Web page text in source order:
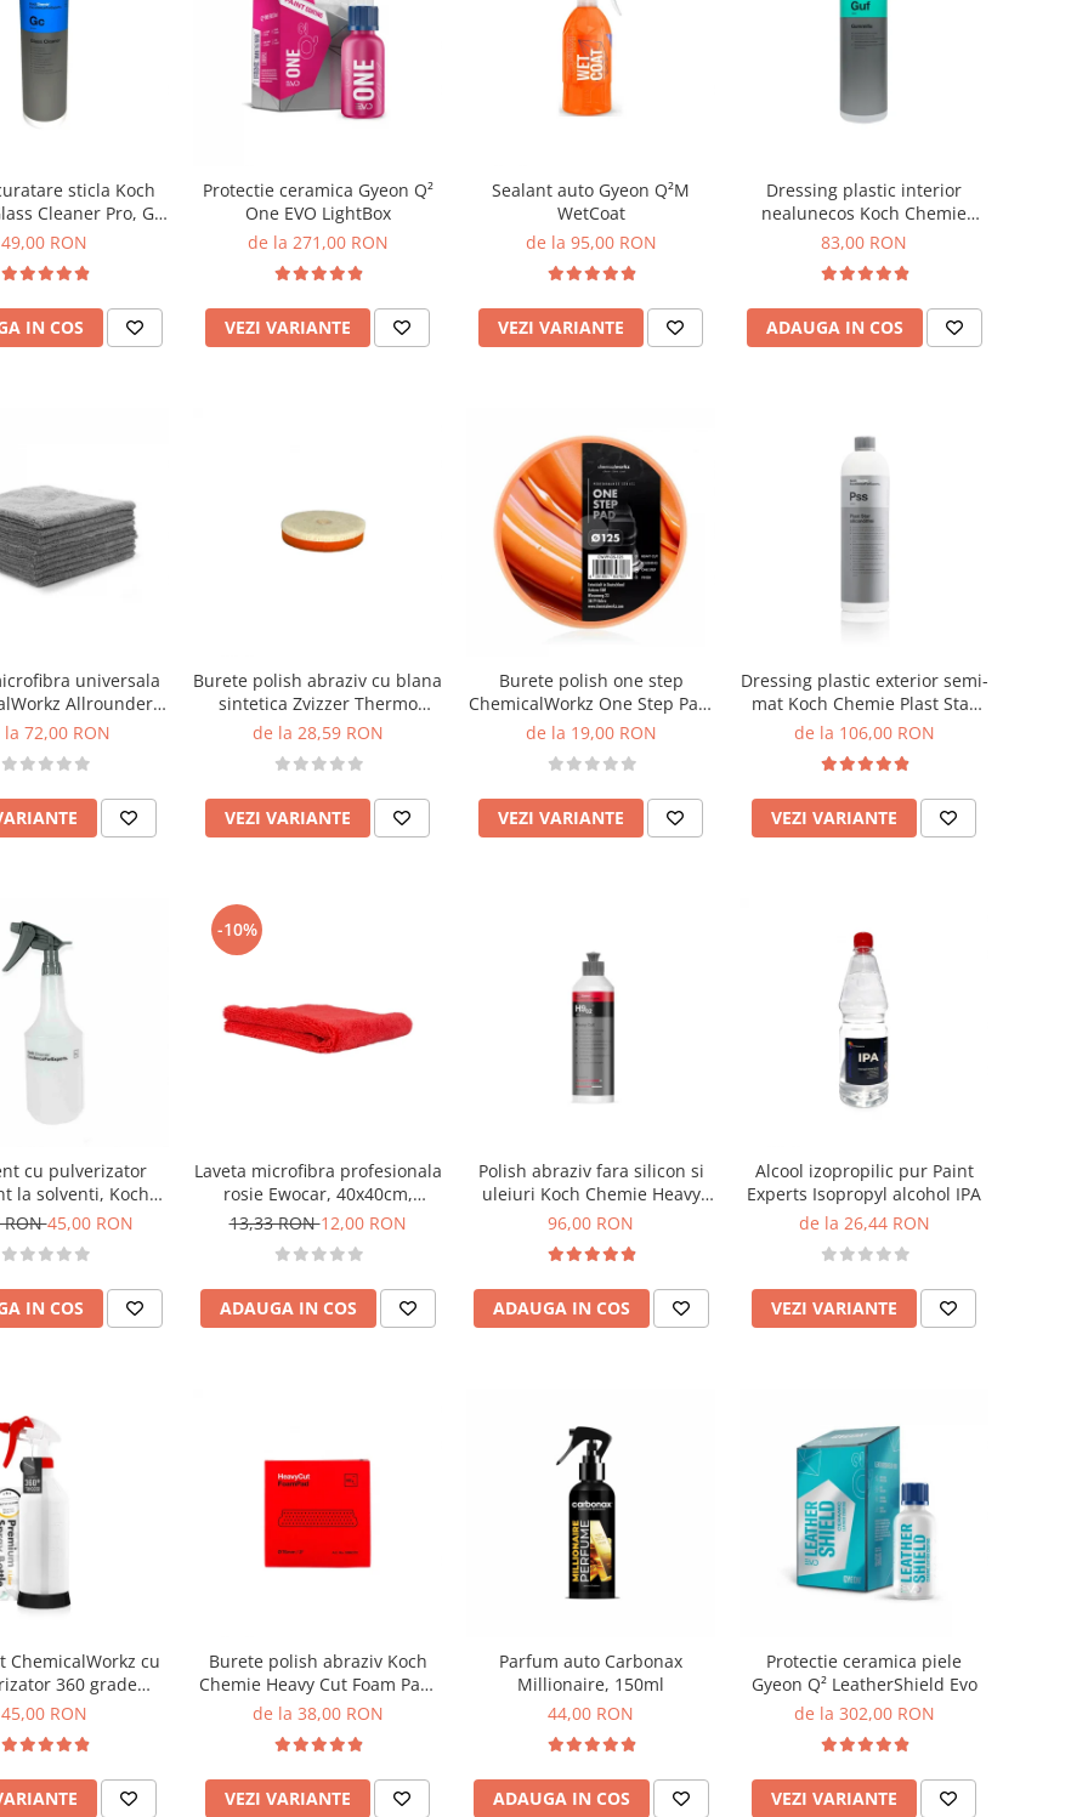
sticla Koch
Cleaner Pro, Gc,
1L
49,00 RON
IN COS
Protectie ceramica Gyeon Q²
One EVO LightBox
de la 271,00 RON
VEZI VARIANTE
Sealant auto Gyeon Q²M
WetCoat
de la 95,00 RON
VEZI VARIANTE
Dressing plastic interior
nealunecos Koch Chemie
Gummifix, Guf, 1L
83,00 RON
ADAUGA IN COS
universala
Allrounder
Towel 250GSM,
72,00 RON
Burete polish abraziv cu blana
sintetica Zvizzer Thermo
Velour Wool Pad
de la 28,59 RON
VEZI VARIANTE
Burete polish one step
ChemicalWorkz One Step Pad,
portocaliu
de la 19,00 RON
VEZI VARIANTE
Dressing plastic exterior semi-
mat Koch Chemie Plast Star
Silicon and Oil Free, Pss
de la 106,00 RON
VEZI VARIANTE
cu pulverizator
la solventi, Koch
1000 ml
RON45,00 RON
IN COS
-10%
Laveta microfibra profesionala
rosie Ewocar, 40x40cm,
400gsm
13,33 RON12,00 RON
ADAUGA IN COS
Polish abraziv fara silicon si
uleiuri Koch Chemie Heavy
Cut, H9.02, 250ml
96,00 RON
ADAUGA IN COS
Alcool izopropilic pur Paint
Experts Isopropyl alcohol IPA
de la 26,44 RON
VEZI VARIANTE
ChemicalWorkz cu
360 grade
Spray Bottle
45,00 RON
Burete polish abraziv Koch
Chemie Heavy Cut Foam Pad,
rosu
de la 38,00 RON
VEZI VARIANTE
Parfum auto Carbonax
Millionaire, 150ml
44,00 RON
ADAUGA IN COS
Protectie ceramica piele
Gyeon Q² LeatherShield Evo
de la 302,00 RON
VEZI VARIANTE